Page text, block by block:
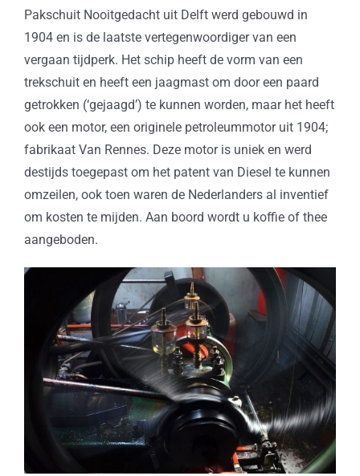
Pakschuit Nooitgedacht uit Delft werd gebouwd in
1904 en is de laatste vertegenwoordiger van een
vergaan tijdperk. Het schip heeft de vorm van een
trekschuit en heeft een jaagmast om door een paard
getrokken (‘gejaagd’) te kunnen worden, maar het heeft
ook een motor, een originele petroleummotor uit 1904;
fabrikaat Van Rennes. Deze motor is uniek en werd
destijds toegepast om het patent van Diesel te kunnen
omzeilen, ook toen waren de Nederlanders al inventief
om kosten te mijden. Aan boord wordt u koffie of thee
aangeboden.